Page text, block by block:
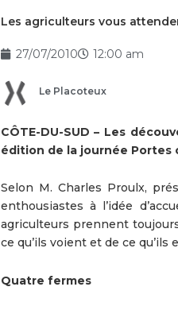
Les agriculteurs vous
27/07/2010 12:00 am
Le Placoteux
CÔTE-DU-SUD – Les
édition de la journée Portes
Selon M. Charles Proulx,
enthousiastes à l’idée
agriculteurs prennent
ce qu’ils voient et de ce qu’ils
Quatre fermes